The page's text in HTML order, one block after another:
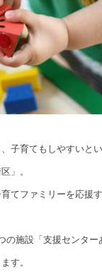
子育てもしやすいと
」。
てファミリーを応援
の施設「支援センター
す。